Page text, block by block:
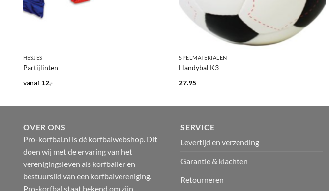
HESJES
Partijlinten
vanaf 12,-
SPELMATERIALEN
Handybal K3
27.95
OVER ONS
Pro-korfbal.nl is dé korfbalwebshop. Dit
doen wij met de ervaring van het
verenigingsleven als korfballer en
bestuurslid van een korfbalvereniging.
Pro-korfbal staat bekend om zijn
SERVICE
Levertijd en verzending
Garantie & klachten
Retourneren